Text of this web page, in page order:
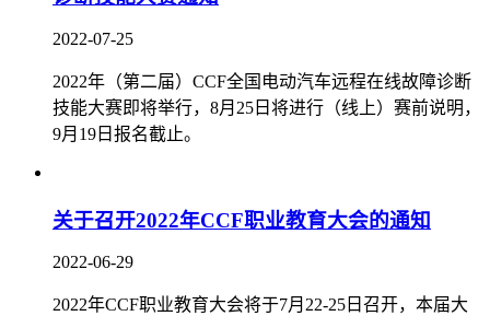
2022-07-25
2022年（第二届）CCF全国电动汽车远程在线故障诊断
技能大赛即将举行，8月25日将进行（线上）赛前说明，
9月19日报名截止。
关于召开2022年CCF职业教育大会的通知
2022-06-29
2022年CCF职业教育大会将于7月22-25日召开，本届大